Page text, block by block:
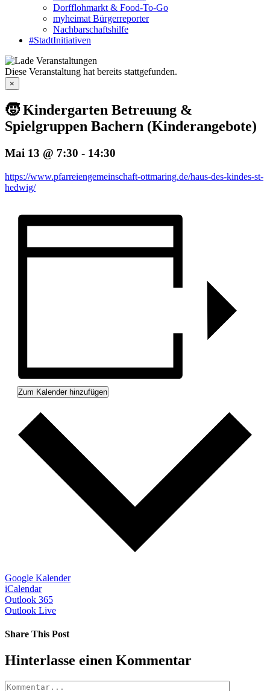
Dorfflohmarkt & Food-To-Go
myheimat Bürgerreporter
Nachbarschaftshilfe
#StadtInitiativen
Diese Veranstaltung hat bereits stattgefunden.
×
🧒 Kindergarten Betreuung &
Spielgruppen Bachern (Kinderangebote)
Mai 13 @ 7:30 - 14:30
https://www.pfarreiengemeinschaft-ottmaring.de/haus-des-kindes-st-
hedwig/
Zum Kalender hinzufügen
Google Kalender
iCalendar
Outlook 365
Outlook Live
Share This Post
Facebook
X
LinkedIn
Pinterest
Hinterlasse einen Kommentar
Kommentar